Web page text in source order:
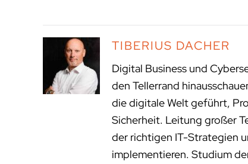
TIBERIUS DACHER
Digital Business und
den Tellerrand
die digitale Welt geführt,
Sicherheit. Leitung großer
der richtigen IT-Strategien
implementieren. Studium